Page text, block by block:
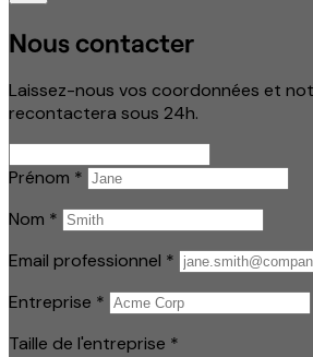
Nous contacter
Laissez-nous vos coordonnées et
recontactera sous 24h.
Prénom *
Nom *
Email professionnel *
Entreprise *
Taille de l'entreprise *